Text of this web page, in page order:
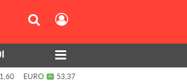
EURO 53,37